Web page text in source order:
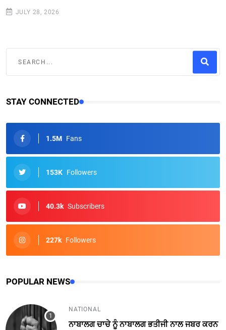
JULY 28, 2026
STAY CONNECTED
1.5M Fans
153K Followers
40.3k Subscribers
227k Followers
POPULAR NEWS
NATIONAL
ਨਾਬਾਲਗ ਚਾਚੇ ਨੂੰ ਨਾਬਾਲਗ ਭਤੀਜੀ ਨਾਲ ਜਬਰ ਕਰਨ